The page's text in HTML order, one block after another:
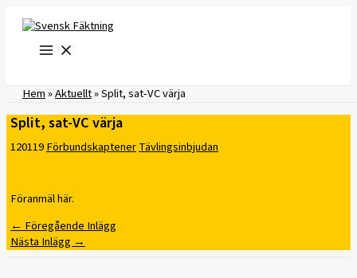
innehåll
Hem»Aktuellt»Split, sat-VC värja
Split, sat-VC värja
120119FörbundskaptenerTävlingsinbjudan
Föranmäl här.
←Föregående Inlägg
Nästa Inlägg→